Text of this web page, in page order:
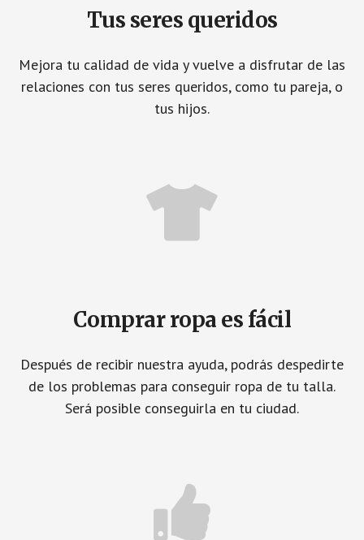
Tus seres queridos
Mejora tu calidad de vida y vuelve a disfrutar de las
relaciones con tus seres queridos, como tu pareja, o
tus hijos.
Comprar ropa es fácil
Después de recibir nuestra ayuda, podrás despedirte
de los problemas para conseguir ropa de tu talla.
Será posible conseguirla en tu ciudad.